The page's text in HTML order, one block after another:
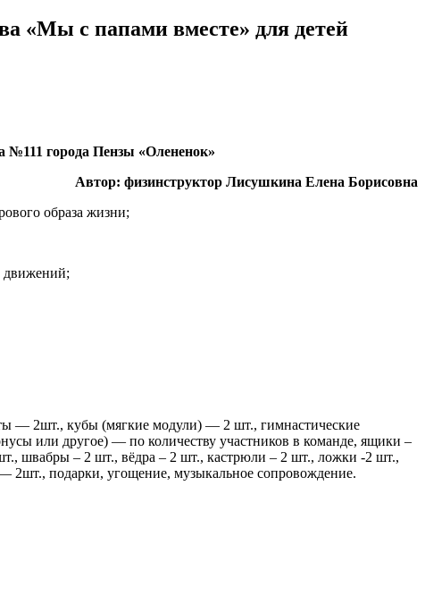
«Мы с папами вместе» для детей
№111 города Пензы «Олененок»
Автор: физинструктор Лисушкина Елена Борисовна
образа жизни;
движений;
— 2шт., кубы (мягкие модули) — 2 шт., гимнастические
или другое) — по количеству участников в команде, ящики –
швабры – 2 шт., вёдра – 2 шт., кастрюли – 2 шт., ложки -2 шт.,
2шт., подарки, угощение, музыкальное сопровождение.